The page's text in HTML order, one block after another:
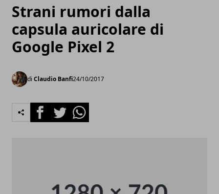
Strani rumori dalla
capsula auricolare di
Google Pixel 2
di Claudio Banfi24/10/2017
FacebookTwitterWhatsapp